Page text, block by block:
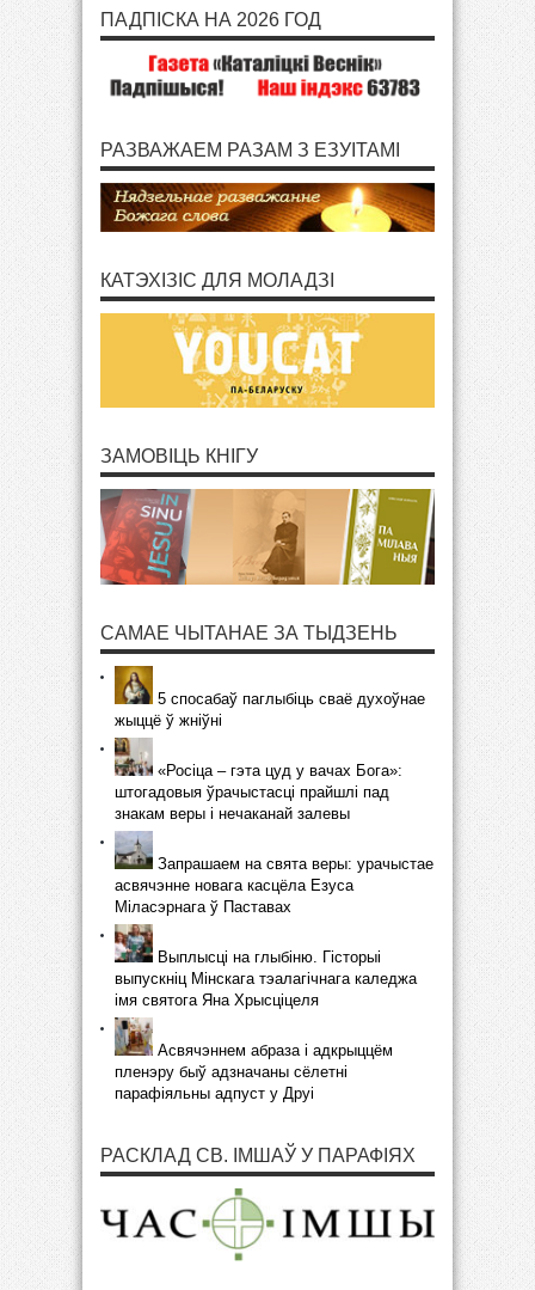
ПАДПІСКА НА 2026 ГОД
РАЗВАЖАЕМ РАЗАМ З ЕЗУІТАМІ
КАТЭХІЗІС ДЛЯ МОЛАДЗІ
ЗАМОВІЦЬ КНІГУ
САМАЕ ЧЫТАНАЕ ЗА ТЫДЗЕНЬ
5 спосабаў паглыбіць сваё духоўнае
жыццё ў жніўні
«Росіца – гэта цуд у вачах Бога»:
штогадовыя ўрачыстасці прайшлі пад
знакам веры і нечаканай залевы
Запрашаем на свята веры: урачыстае
асвячэнне новага касцёла Езуса
Міласэрнага ў Паставах
Выплысці на глыбіню. Гісторыі
выпускніц Мінскага тэалагічнага каледжа
імя святога Яна Хрысціцеля
Асвячэннем абраза і адкрыццём
пленэру быў адзначаны сёлетні
парафіяльны адпуст у Друі
РАСКЛАД СВ. ІМШАЎ У ПАРАФІЯХ